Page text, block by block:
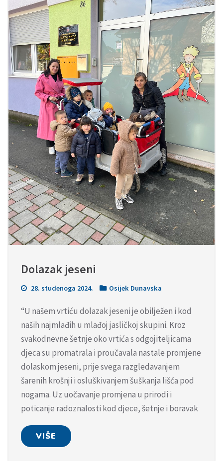
Dolazak jeseni
28. studenoga 2024. Osijek Dunavska
“U našem vrtiću dolazak jeseni je obilježen i kod
naših najmlađih u mlađoj jasličkoj skupini. Kroz
svakodnevne šetnje oko vrtića s odgojiteljicama
djeca su promatrala i proučavala nastale promjene
dolaskom jeseni, prije svega razgledavanjem
šarenih krošnji i osluškivanjem šuškanja lišća pod
nogama. Uz uočavanje promjena u prirodi i
poticanje radoznalosti kod djece, šetnje i boravak
VIŠE